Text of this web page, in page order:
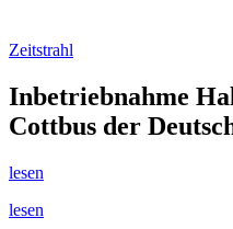
Zeitstrahl
Inbetriebnahme
Cottbus der
lesen
lesen